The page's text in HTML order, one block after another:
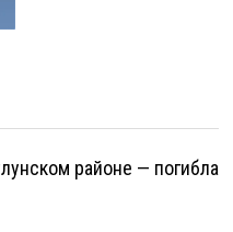
районе — погибла